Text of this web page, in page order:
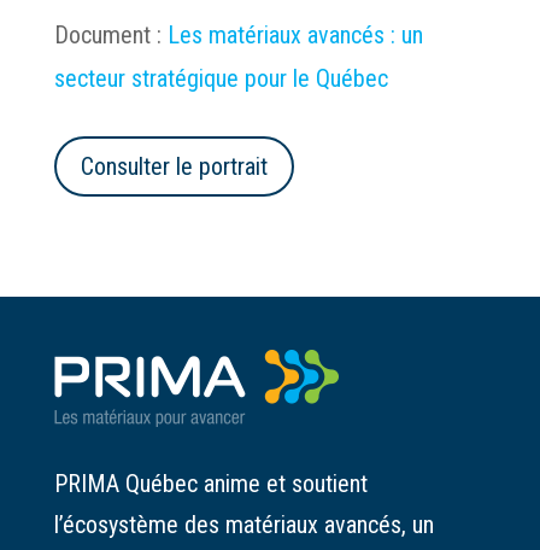
Document : Les matériaux avancés : un
secteur stratégique pour le Québec
Consulter le portrait
PRIMA Québec anime et soutient
l’écosystème des matériaux avancés, un